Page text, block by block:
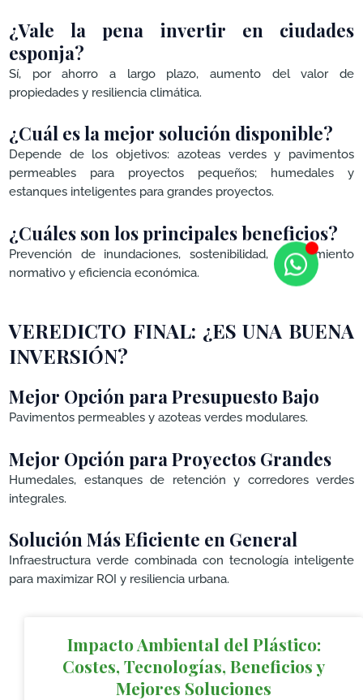
¿Vale la pena invertir en ciudades
esponja?
Sí, por ahorro a largo plazo, aumento del valor de
propiedades y resiliencia climática.
¿Cuál es la mejor solución disponible?
Depende de los objetivos: azoteas verdes y pavimentos
permeables para proyectos pequeños; humedales y
estanques inteligentes para grandes proyectos.
¿Cuáles son los principales beneficios?
Prevención de inundaciones, sostenibilidad, cumplimiento
normativo y eficiencia económica.
VEREDICTO FINAL: ¿ES UNA BUENA
INVERSIÓN?
Mejor Opción para Presupuesto Bajo
Pavimentos permeables y azoteas verdes modulares.
Mejor Opción para Proyectos Grandes
Humedales, estanques de retención y corredores verdes
integrales.
Solución Más Eficiente en General
Infraestructura verde combinada con tecnología inteligente
para maximizar ROI y resiliencia urbana.
Impacto Ambiental del Plástico:
Costes, Tecnologías, Beneficios y
Mejores Soluciones